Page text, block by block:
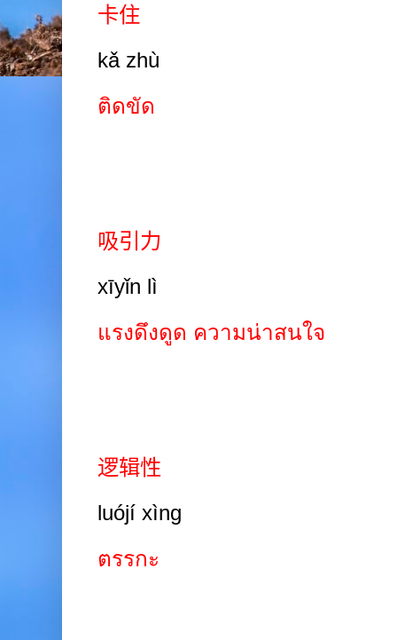
卡住
kǎ zhù
ติดขัด
吸引力
xīyǐn lì
แรงดึงดูด ความน่าสนใจ
逻辑性
luójí xìng
ตรรกะ